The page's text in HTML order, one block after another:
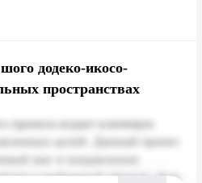
додеко-икосо-
пространствах